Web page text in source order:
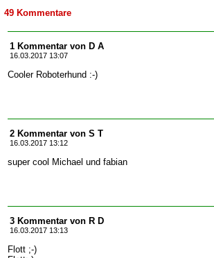
49 Kommentare
1 Kommentar von D A
16.03.2017 13:07
Cooler Roboterhund :-)
2 Kommentar von S T
16.03.2017 13:12
super cool Michael und fabian
3 Kommentar von R D
16.03.2017 13:13
Flott ;-)